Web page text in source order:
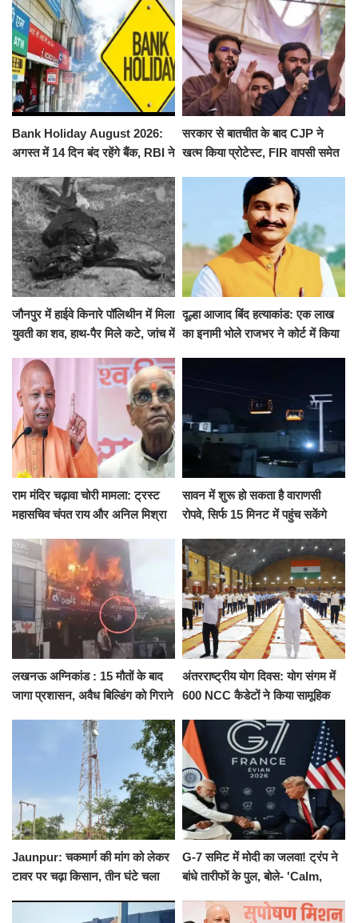
निलंबित
जलाभिषेक
Bank Holiday August 2026:
अगस्त में 14 दिन बंद रहेंगे बैंक, RBI ने
सरकार से बातचीत के बाद CJP ने
खत्म किया प्रोटेस्ट, FIR वापसी समेत
जौनपुर में हाईवे किनारे पॉलिथीन में मिला
युवती का शव, हाथ-पैर मिले कटे, जांच में
दूल्हा आजाद बिंद हत्याकांड: एक लाख
का इनामी भोले राजभर ने कोर्ट में किया
राम मंदिर चढ़ावा चोरी मामला: ट्रस्ट
महासचिव चंपत राय और अनिल मिश्रा
को नहीं...
सावन में शुरू हो सकता है वाराणसी
रोपवे, सिर्फ 15 मिनट में पहुंच सकेंगे
किराया
लखनऊ अग्निकांड : 15 मौतों के बाद
जागा प्रशासन, अवैध बिल्डिंग को गिराने
अंतरराष्ट्रीय योग दिवस: योग संगम में
600 NCC कैडेटों ने किया सामूहिक
संकल्प
Jaunpur: चकमार्ग की मांग को लेकर
टावर पर चढ़ा किसान, तीन घंटे चला
G-7 समिट में मोदी का जलवा! ट्रंप ने
बांधे तारीफों के पुल, बोले- 'Calm,